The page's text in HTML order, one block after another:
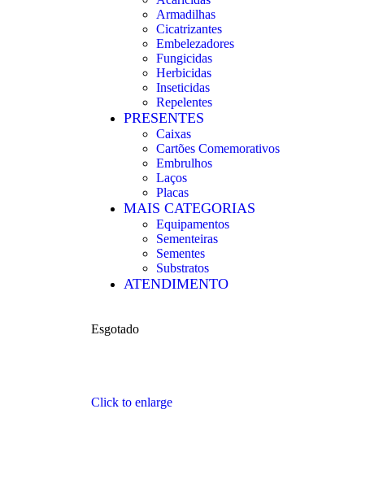
Armadilhas
Cicatrizantes
Embelezadores
Fungicidas
Herbicidas
Inseticidas
Repelentes
PRESENTES
Caixas
Cartões Comemorativos
Embrulhos
Laços
Placas
MAIS CATEGORIAS
Equipamentos
Sementeiras
Sementes
Substratos
ATENDIMENTO
Esgotado
Click to enlarge